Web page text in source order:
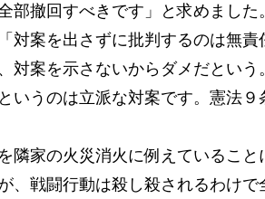
部撤回すべきです」と求めました。
対案を出さずに批判するのは無
対案を示さないからダメだとい
いうのは立派な対案です。憲法
家の火災消火に例えているこ
、戦闘行動は殺し殺されるわけ